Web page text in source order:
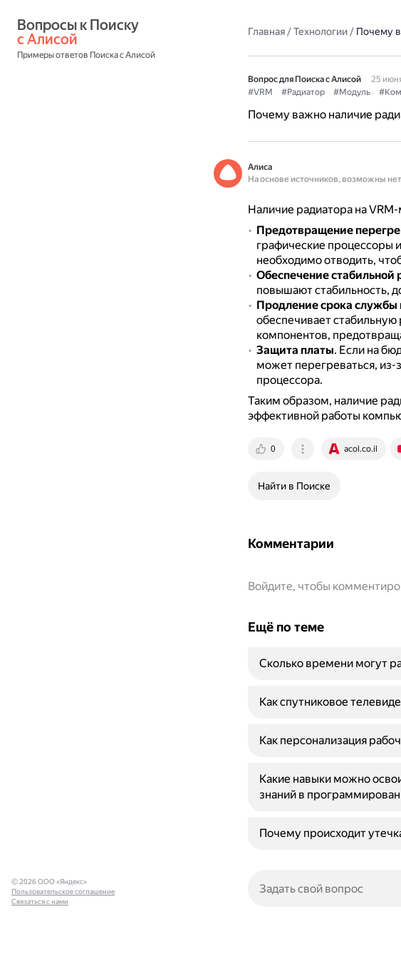
с Алисой
Примеры ответов Поиска с Алисой
Главная/Технологии/ Почему
Вопрос для Поиска с Алисой
25
#VRM
#Радиатор #Модуль
Почему важно наличие
Алиса
На основе источников, возможны
Наличие радиатора на
Предотвращение
графические процессоры
необходимо отводить,
Обеспечение стабильной
повышают стабильность,
Продление срока службы
обеспечивает
компонентов,
Защита платы. Если на
может перегреваться, из-
процессора.
Таким образом, наличие
эффективной работы
0 acol.co.il
Найти в Поиске
Комментарии
Войдите, чтобы
Ещё по теме
Сколько времени могут
Как спутниковое
Как персонализация
Какие навыки можно
знаний в
Почему происходит
© 2026 ООО «Яндекс»
Пользовательское соглашение
Связаться с нами